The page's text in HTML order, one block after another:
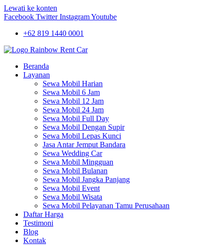
Lewati ke konten
Facebook Twitter InstagramYoutube
+62 819 1440 0001
Beranda
Layanan
Sewa Mobil Harian
Sewa Mobil 6 Jam
Sewa Mobil 12 Jam
Sewa Mobil 24 Jam
Sewa Mobil Full Day
Sewa Mobil Dengan Supir
Sewa Mobil Lepas Kunci
Jasa Antar Jemput Bandara
Sewa Wedding Car
Sewa Mobil Mingguan
Sewa Mobil Bulanan
Sewa Mobil Jangka Panjang
Sewa Mobil Event
Sewa Mobil Wisata
Sewa Mobil Pelayanan Tamu Perusahaan
Daftar Harga
Testimoni
Blog
Kontak